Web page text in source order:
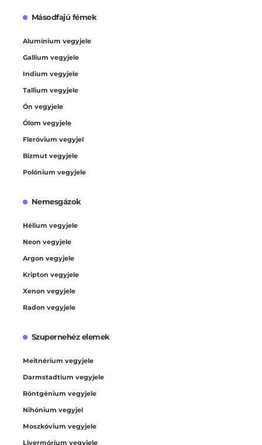
Másodfajú fémek
Alumínium vegyjele
Gallium vegyjele
Indium vegyjele
Tallium vegyjele
Ón vegyjele
Ólom vegyjele
Fleróvium vegyjel
Bizmut vegyjele
Polónium vegyjele
Nemesgázok
Hélium vegyjele
Neon vegyjele
Argon vegyjele
Kripton vegyjele
Xenon vegyjele
Radon vegyjele
Szupernehéz elemek
Meitnérium vegyjele
Darmstadtium vegyjele
Röntgénium vegyjele
Nihónium vegyjel
Moszkóvium vegyjele
Livermórium vegyjele